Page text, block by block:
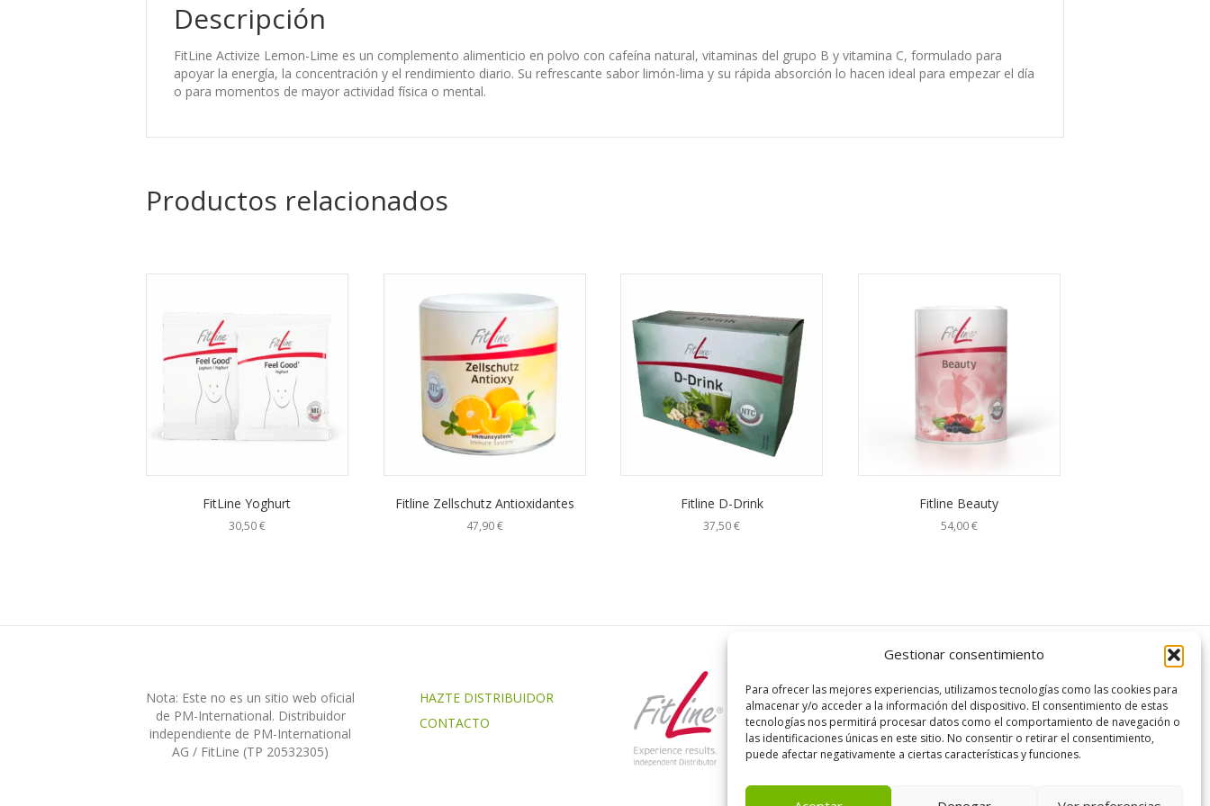
Gestionar consentimiento
Para ofrecer las mejores experiencias, utilizamos tecnologías como las cookies para
almacenar y/o acceder a la información del dispositivo. El consentimiento de estas
tecnologías nos permitirá procesar datos como el comportamiento de navegación o
las identificaciones únicas en este sitio. No consentir o retirar el consentimiento,
puede afectar negativamente a ciertas características y funciones.
Descripción
FitLine Activize Lemon-Lime es un complemento alimenticio en polvo con cafeína natural, vitaminas del grupo B y vitamina C, formulado para
apoyar la energía, la concentración y el rendimiento diario. Su refrescante sabor limón-lima y su rápida absorción lo hacen ideal para empezar el día
o para momentos de mayor actividad física o mental.
Productos relacionados
FitLine Yoghurt
30,50€
Fitline Zellschutz Antioxidantes
47,90€
Fitline D-Drink
37,50€
Fitline Beauty
54,00€
Nota: Este no es un sitio web oficial
de PM-International. Distribuidor
independiente de PM-International
AG / FitLine (TP 20532305)
HAZTE DISTRIBUIDOR
CONTACTO